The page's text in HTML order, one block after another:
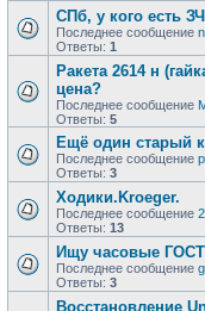
СПб, у кого есть
Последнее сообщение
Ответы: 1
Ракета 2614 н
цена?
Последнее сообщение
Ответы: 5
Ещё один старый
Последнее сообщение
Ответы: 3
Ходики.Kroeger.
Последнее сообщение
Ответы: 13
Ищу часовые
Последнее сообщение
Ответы: 3
Восстановление